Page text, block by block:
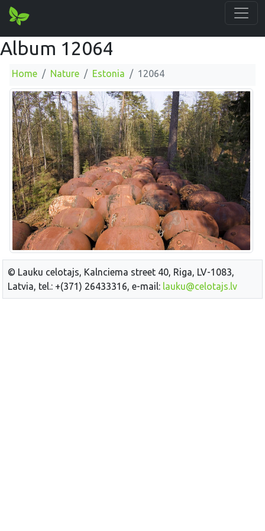
Album 12064
Home Nature Estonia 12064
© Lauku celotajs, Kalnciema street 40, Riga, LV-1083,
Latvia, tel.: +(371) 26433316, e-mail: lauku@celotajs.lv